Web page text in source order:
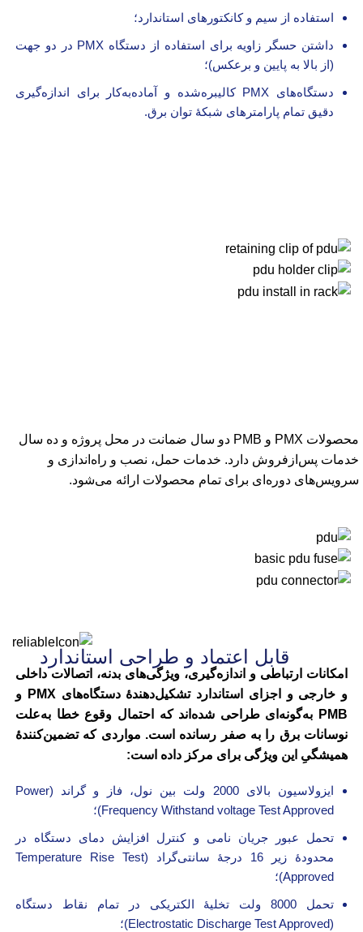
استفاده از سیم و کانکتورهای استاندارد؛
داشتن حسگر زاویه برای استفاده از دستگاه PMX در دو جهت
(از بالا به پایین و برعکس)؛
دستگاه‌های PMX کالیبره‌شده و آماده‌به‌کار برای اندازه‌گیری
دقیق تمام پارامترهای شبکۀ توان برق.
محصولات PMX و PMB دو سال ضمانت در محل پروژه و ده سال
خدمات پس‌از‌فروش دارد. خدمات حمل، نصب و راه‌اندازی و
سرویس‌های دوره‌ای برای تمام محصولات ارائه می‌شود.
قابل اعتماد و طراحی استاندارد
امکانات ارتباطی و اندازه‌گیری، ویژگی‌های بدنه، اتصالات داخلی
و خارجی و اجزای استاندارد تشکیل‌دهندۀ دستگاه‌های PMX و
PMB به‌گونه‌ای طراحی شده‌اند که احتمال وقوع خطا به‌علت
نوسانات برق را به صفر رسانده است. مواردی که تضمین‌کنندۀ
همیشگیِ این ویژگی برای مرکز داده است:
ایزولاسیون بالای 2000 ولت بین نول، فاز و گراند (Power
Frequency Withstand voltage Test Approved)؛
تحمل عبور جریان نامی و کنترل افزایش دمای دستگاه در
محدودۀ زیر 16 درجۀ سانتی‌گراد (Temperature Rise Test
Approved)؛
تحمل 8000 ولت تخلیۀ الکتریکی در تمام نقاط دستگاه
(Electrostatic Discharge Test Approved)؛